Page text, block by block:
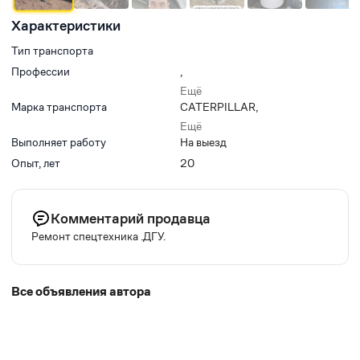
Характеристики
Тип транспорта
Профессии
,
,
,
,
Ещё
Марка транспорта
CATERPILLAR,
KOMATSU
SDLG,
HYUNDAI
FG WILSON,
Ещё
Выполняет работу
На выезд
Опыт, лет
20
Комментарий продавца
Ремонт спецтехника .ДГУ.
Все объявления автора